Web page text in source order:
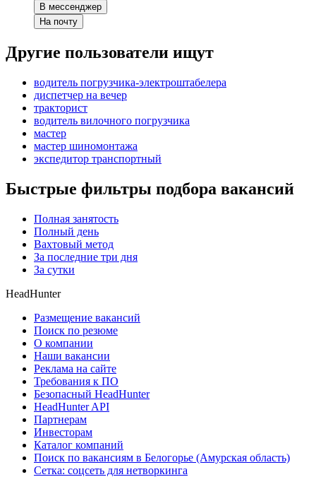
В мессенджер
На почту
Другие пользователи ищут
водитель погрузчика-электроштабелера
диспетчер на вечер
тракторист
водитель вилочного погрузчика
мастер
мастер шиномонтажа
экспедитор транспортный
Быстрые фильтры подбора вакансий
Полная занятость
Полный день
Вахтовый метод
За последние три дня
За сутки
HeadHunter
Размещение вакансий
Поиск по резюме
О компании
Наши вакансии
Реклама на сайте
Требования к ПО
Безопасный HeadHunter
HeadHunter API
Партнерам
Инвесторам
Каталог компаний
Поиск по вакансиям в Белогорье (Амурская область)
Сетка: соцсеть для нетворкинга